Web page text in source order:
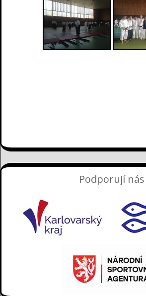
Podporují nás